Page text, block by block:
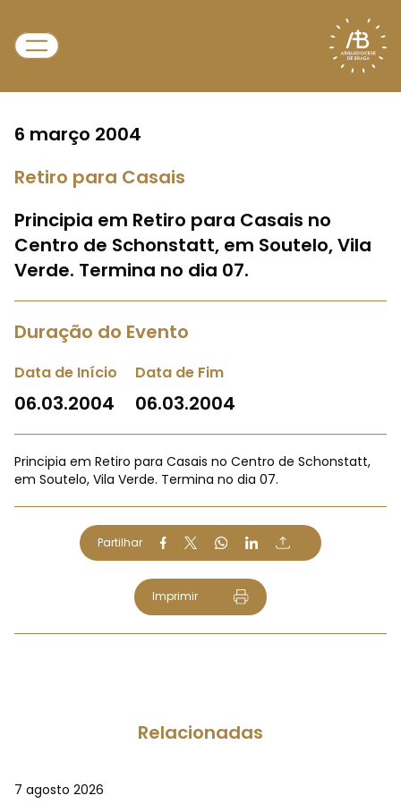
6 março 2004
Retiro para Casais
Principia em Retiro para Casais no
Centro de Schonstatt, em Soutelo, Vila
Verde. Termina no dia 07.
Duração do Evento
Data de Início
06.03.2004
Data de Fim
06.03.2004
Principia em Retiro para Casais no Centro de Schonstatt,
em Soutelo, Vila Verde. Termina no dia 07.
Partilhar
Imprimir
Relacionadas
7 agosto 2026